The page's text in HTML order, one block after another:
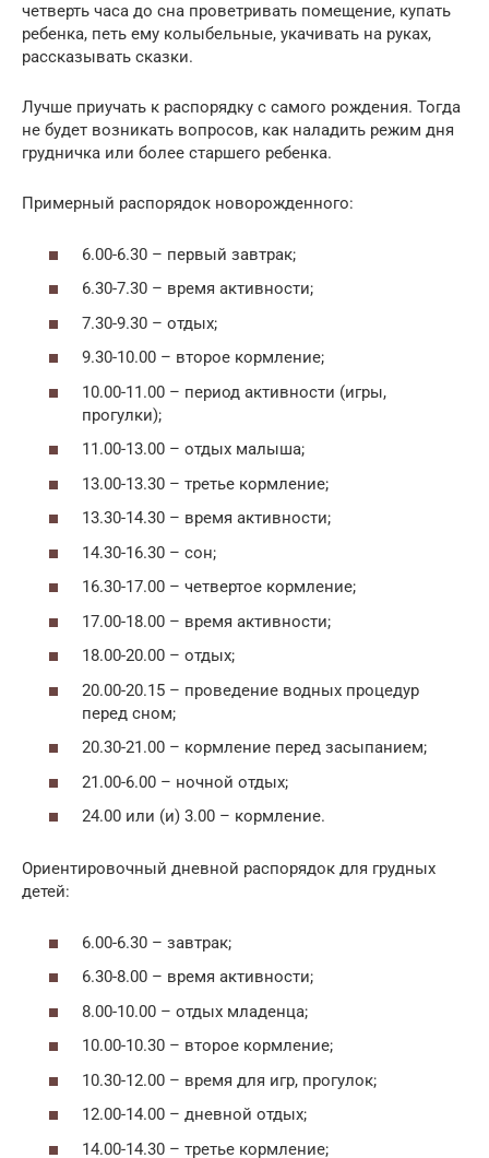
четверть часа до сна проветривать помещение, купать
ребенка, петь ему колыбельные, укачивать на руках,
рассказывать сказки.
Лучше приучать к распорядку с самого рождения. Тогда
не будет возникать вопросов, как наладить режим дня
грудничка или более старшего ребенка.
Примерный распорядок новорожденного:
6.00-6.30 – первый завтрак;
6.30-7.30 – время активности;
7.30-9.30 – отдых;
9.30-10.00 – второе кормление;
10.00-11.00 – период активности (игры,
прогулки);
11.00-13.00 – отдых малыша;
13.00-13.30 – третье кормление;
13.30-14.30 – время активности;
14.30-16.30 – сон;
16.30-17.00 – четвертое кормление;
17.00-18.00 – время активности;
18.00-20.00 – отдых;
20.00-20.15 – проведение водных процедур
перед сном;
20.30-21.00 – кормление перед засыпанием;
21.00-6.00 – ночной отдых;
24.00 или (и) 3.00 – кормление.
Ориентировочный дневной распорядок для грудных
детей:
6.00-6.30 – завтрак;
6.30-8.00 – время активности;
8.00-10.00 – отдых младенца;
10.00-10.30 – второе кормление;
10.30-12.00 – время для игр, прогулок;
12.00-14.00 – дневной отдых;
14.00-14.30 – третье кормление;